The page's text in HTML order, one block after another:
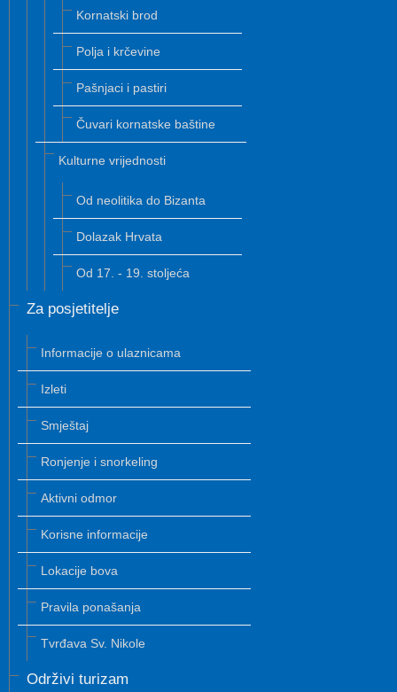
Kornatski brod
Polja i krčevine
Pašnjaci i pastiri
Čuvari kornatske baštine
Kulturne vrijednosti
Od neolitika do Bizanta
Dolazak Hrvata
Od 17. - 19. stoljeća
Za posjetitelje
Informacije o ulaznicama
Izleti
Smještaj
Ronjenje i snorkeling
Aktivni odmor
Korisne informacije
Lokacije bova
Pravila ponašanja
Tvrđava Sv. Nikole
Održivi turizam